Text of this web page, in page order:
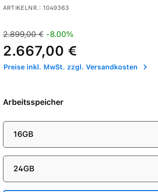
ARTIKELNR.: 1049363
Verkaufspreis:
Regulärer Preis:
2.899,00 €-8.00%
2.667,00 €
Preise inkl. MwSt. zzgl. Versandkosten
Arbeitsspeicher
16GB
24GB